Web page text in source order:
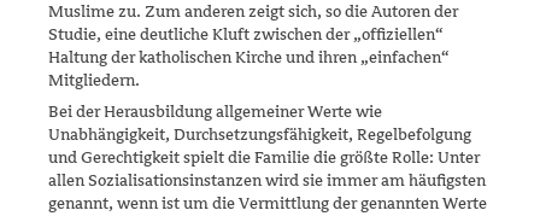
Muslime zu. Zum anderen zeigt sich, so die Autoren der
Stu­die, eine deutliche Kluft zwischen der „offiziellen“
Haltung der katholi­schen Kirche und ihren „einfachen“
Mitgliedern.
Bei der Herausbildung allgemeiner Werte wie
Unabhängigkeit, Durch­setzungsfähigkeit, Regelbefolgung
und Gerechtigkeit spielt die Familie die größte Rolle: Unter
allen Sozialisationsinstanzen wird sie immer am häufigsten
genannt, wenn ist um die Vermittlung der genannten Werte